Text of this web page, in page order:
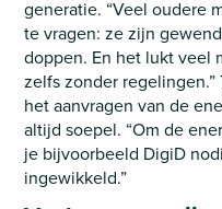
generatie. “Veel oudere
te vragen: ze zijn
doppen. En het lukt veel
zelfs zonder
het aanvragen van de
altijd soepel. “Om de
je bijvoorbeeld DigiD
ingewikkeld.”